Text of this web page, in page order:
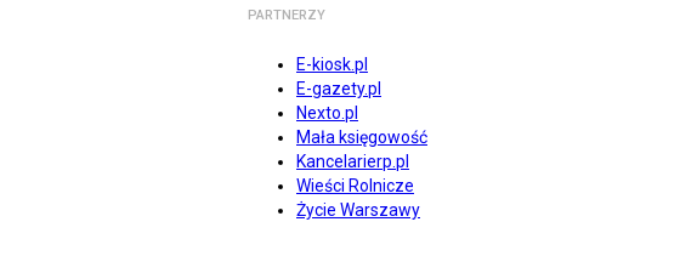
PARTNERZY
E-kiosk.pl
E-gazety.pl
Nexto.pl
Mała księgowość
Kancelarierp.pl
Wieści Rolnicze
Życie Warszawy